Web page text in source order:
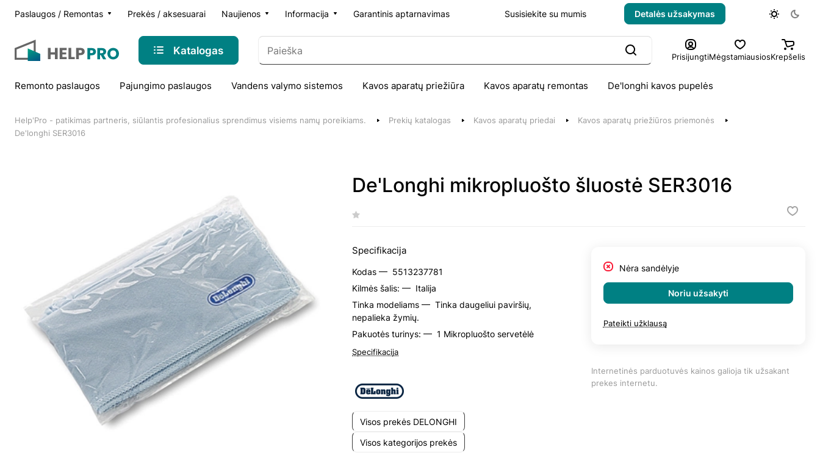
Paslaugos / Remontas Prekės / aksesuarai Naujienos Informacija Garantinis aptarnavimas Susisiekite su mumis Detalės užsakymas
Katalogas PrisijungtiMėgstamiausiosKrepšelis
Remonto paslaugos Pajungimo paslaugos Vandens valymo sistemos Kavos aparatų priežiūra Kavos aparatų remontas De'longhi kavos pupelės
Help'Pro - patikimas partneris, siūlantis profesionalius sprendimus visiems namų poreikiams. Prekių katalogas Kavos aparatų priedai
Kavos aparatų priežiūros priemonės
De'longhi SER3016
De'Longhi mikropluošto šluostė SER3016
Specifikacija
Kodas — 5513237781
Kilmės šalis: — Italija
Tinka modeliams — Tinka daugeliui paviršių,
nepalieka žymių.
Pakuotės turinys: — 1 Mikropluošto servetėlė
Specifikacija
Visos prekės DELONGHI
Visos kategorijos prekės
Nėra sandėlyje
Noriu užsakyti
Pateikti užklausą
Internetinės parduotuvės kainos galioja tik užsakant
prekes internetu.